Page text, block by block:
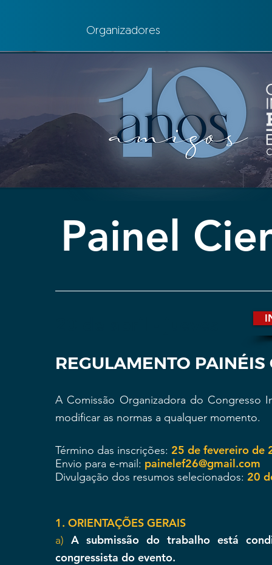
Organizadores
Organizadores
Painel
REGULAMENTO PAINÉIS
A Comissão Organizadora do Congresso
modificar as normas a qualquer momento.
Término das inscrições: 25 de fevereiro de
Envio para e-mail: painelef26@gmail.com
Divulgação dos resumos selecionados: 20
1. ORIENTAÇÕES GERAIS
a) A submissão do trabalho está
congressista do evento.